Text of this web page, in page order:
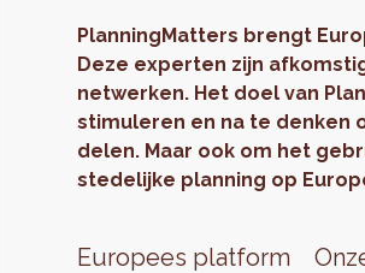
PlanningMatters brengt
Deze experten zijn
netwerken. Het doel van
stimuleren en na te denken
delen. Maar ook om het
stedelijke planning op
Europees platform